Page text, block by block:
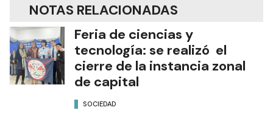
NOTAS RELACIONADAS
Feria de ciencias y
tecnología: se realizó el
cierre de la instancia zonal
de capital
SOCIEDAD